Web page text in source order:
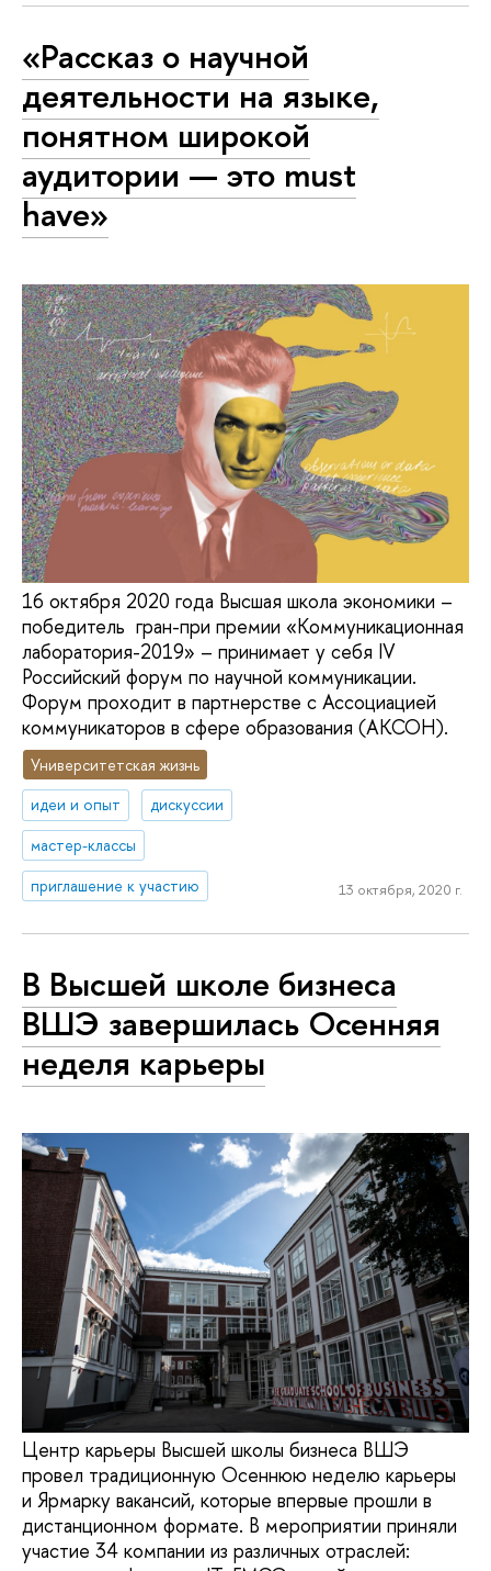
«Рассказ о научной
деятельности на языке,
понятном широкой
аудитории — это must
have»
16 октября 2020 года Высшая школа экономики –
победитель гран-при премии «Коммуникационная
лаборатория-2019» – принимает у себя IV
Российский форум по научной коммуникации.
Форум проходит в партнерстве с Ассоциацией
коммуникаторов в сфере образования (АКСОН).
Университетская жизнь
идеи и опыт
дискуссии
мастер-классы
приглашение к участию
13 октября, 2020 г.
В Высшей школе бизнеса
ВШЭ завершилась Осенняя
неделя карьеры
Центр карьеры Высшей школы бизнеса ВШЭ
провел традиционную Осеннюю неделю карьеры
и Ярмарку вакансий, которые впервые прошли в
дистанционном формате. В мероприятии приняли
участие 34 компании из различных отраслей: